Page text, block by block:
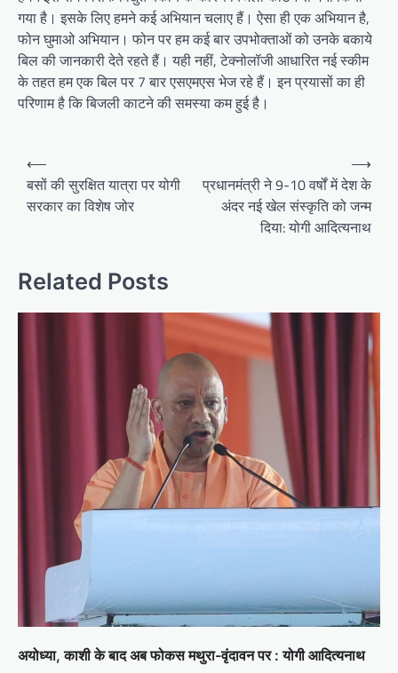
गया है। इसके लिए हमने कई अभियान चलाए हैं। ऐसा ही एक अभियान है,
फोन घुमाओ अभियान। फोन पर हम कई बार उपभोक्ताओं को उनके बकाये
बिल की जानकारी देते रहते हैं। यही नहीं, टेक्नोलॉजी आधारित नई स्कीम
के तहत हम एक बिल पर 7 बार एसएमएस भेज रहे हैं। इन प्रयासों का ही
परिणाम है कि बिजली काटने की समस्या कम हुई है।
Post
navigation
⟵
बसों की सुरक्षित यात्रा पर योगी
सरकार का विशेष जोर
प्रधानमंत्री ने 9-10 वर्षों में देश के
अंदर नई खेल संस्कृति को जन्म
दिया: योगी आदित्यनाथ
⟶
Related Posts
अयोध्या, काशी के बाद अब फोकस मथुरा-वृंदावन पर : योगी आदित्यनाथ